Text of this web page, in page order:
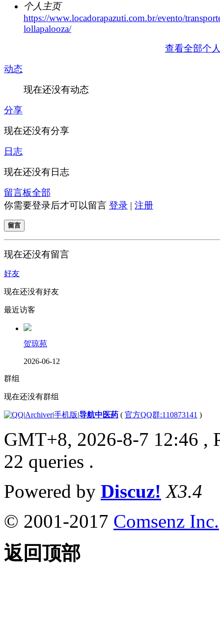
个人主页
https://www.locadorapazuti.com.br/evento/
lollapalooza/
查看全部个
动态
现在还没有动态
分享
现在还没有分享
日志
现在还没有日志
留言板全部
你需要登录后才可以留言 登录 | 注册
留言
现在还没有留言
好友
现在还没有好友
最近访客
贺琼苑
2026-06-12
群组
现在还没有群组
|Archiver|手机版|导航中医药 ( 官方QQ群:110873141 )
GMT+8, 2026-8-7 12:46 ,
22 queries .
Powered by Discuz! X3.4
© 2001-2017 Comsenz Inc.
返回顶部